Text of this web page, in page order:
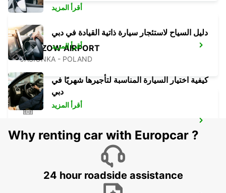
RZESZOW AIRPORT
JASIONKA - POLAND
KRAKOW - POLAND
أقرأ المزيد
دليل السياح لاستئجار سيارة ذاتية القيادة في دبي
أقرأ المزيد
كيفية اختيار السيارة المناسبة لتأجيرها شهريًا في
دبي
أقرأ المزيد
Why renting car with Europcar ?
24 hour roadside assistance